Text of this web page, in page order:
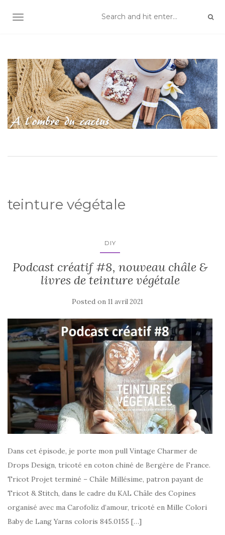
TOGGLE NAVIGATION
teinture végétale
DIY
Podcast créatif #8, nouveau châle &
livres de teinture végétale
Posted on 11 avril 2021
Dans cet épisode, je porte mon pull Vintage Charmer de
Drops Design, tricoté en coton chiné de Bergère de France.
Tricot Projet terminé – Châle Millésime, patron payant de
Tricot & Stitch, dans le cadre du KAL Châle des Copines
organisé avec ma Carofoliz d’amour, tricoté en Mille Colori
Baby de Lang Yarns coloris 845.0155 […]